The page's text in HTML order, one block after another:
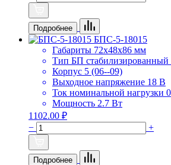
Подробнее
БПС-5-18015
Габариты 72х48х86 мм
Тип БП стабилизированный
Корпус 5 (06--09)
Выходное напряжение 18 В
Ток номинальной нагрузки
Мощность 2.7 Вт
1102.00 ₽
−
+
Подробнее